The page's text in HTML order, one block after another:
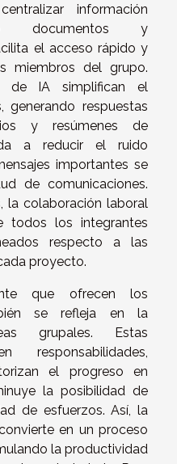
información
documentos y
el acceso rápido y
miembros del grupo.
de IA simplifican el
generando respuestas
y resúmenes de
a reducir el ruido
importantes se
de comunicaciones.
la colaboración laboral
todos los integrantes
respecto a las
proyecto.
que ofrecen los
se refleja en la
grupales. Estas
responsabilidades,
el progreso en
la posibilidad de
de esfuerzos. Así, la
en un proceso
la productividad